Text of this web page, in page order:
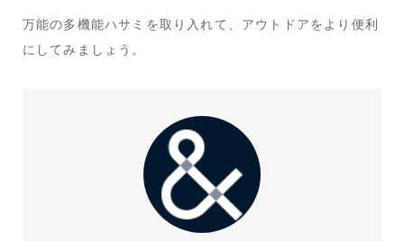
万能の多機能ハサミを取り入れて、アウトドアをより便利
にしてみましょう。